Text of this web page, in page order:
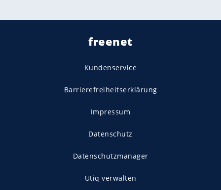
freenet
Kundenservice
Barrierefreiheitserklärung
Impressum
Datenschutz
Datenschutzmanager
Utiq verwalten